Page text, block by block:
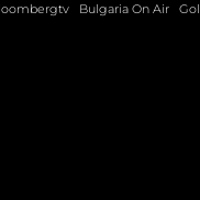
Bulgaria On Air Gol